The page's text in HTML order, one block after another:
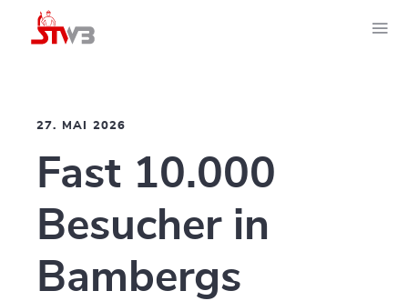
27. MAI 2026
Fast 10.000
Besucher in
Bambergs